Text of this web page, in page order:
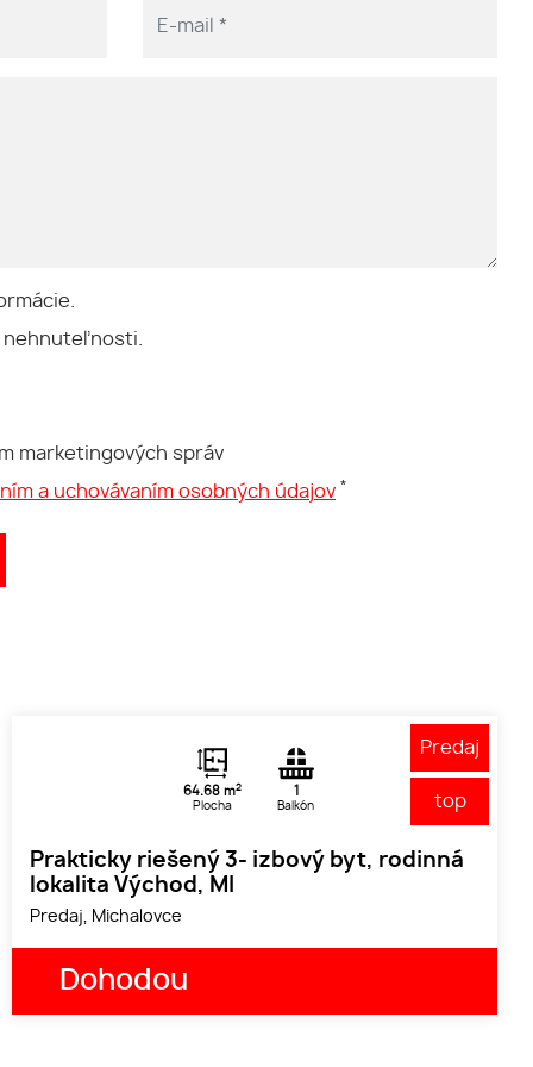
nehnuteľnosti.
marketingových správ
a uchovávaním osobných údajov *
64.68 m2
Plocha
Balkón
Prakticky riešený 3- izbový byt, rodinná
lokalita Východ, MI
Predaj, Michalovce
Dohodou
Predaj
top